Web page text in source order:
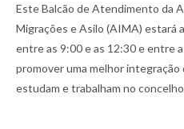
Este Balcão de Atendimento da
Migrações e Asilo (AIMA) estará
entre as 9:00 e as 12:30 e entre
promover uma melhor integração
estudam e trabalham no